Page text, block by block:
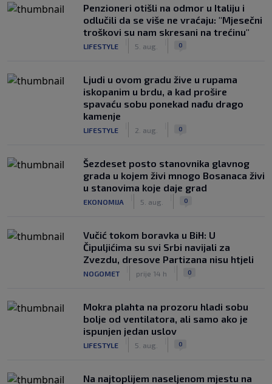
Penzioneri otišli na odmor u Italiju i
odlučili da se više ne vraćaju: "Mjesečni
troškovi su nam skresani na trećinu"
LIFESTYLE 5. aug. 0
Ljudi u ovom gradu žive u rupama
iskopanim u brdu, a kad prošire
spavaću sobu ponekad nađu drago
kamenje
LIFESTYLE 2. aug. 0
Šezdeset posto stanovnika glavnog
grada u kojem živi mnogo Bosanaca živi
u stanovima koje daje grad
EKONOMIJA 5. aug. 0
Vučić tokom boravka u BiH: U
Čipuljićima su svi Srbi navijali za
Zvezdu, dresove Partizana nisu htjeli
NOGOMET prije 14 h 0
Mokra plahta na prozoru hladi sobu
bolje od ventilatora, ali samo ako je
ispunjen jedan uslov
LIFESTYLE 5. aug. 0
Na najtoplijem naseljenom mjestu na